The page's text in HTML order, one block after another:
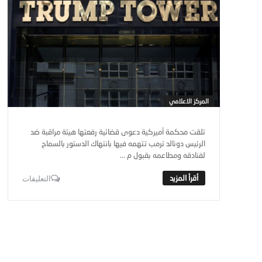
المركز الاعلامي
تلقت محكمة أميركية دعوى قضائية رفعتها هيئة مراقبة ضد
الرئيس دونالد ترمب تتهمه فيها بانتهاك الدستور بالسماح
لفنادقه ومطاعمه بقبول م ...
التعليقات